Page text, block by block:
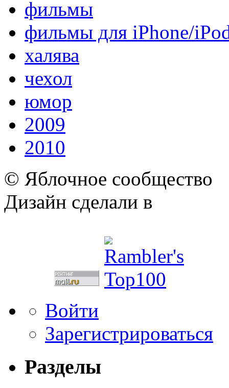
фильмы
фильмы для iPhone/
халява
чехол
юмор
2009
2010
© Яблочное сообщество
Дизайн сделали в
Войти
Зарегистрироваться
Разделы